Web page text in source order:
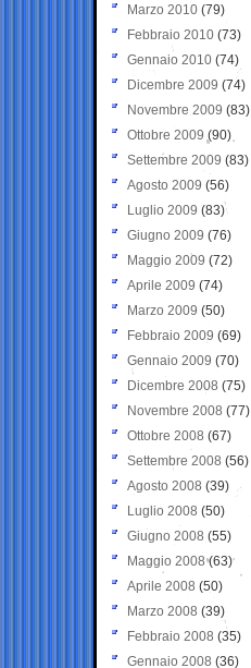
Marzo 2010 (79)
Febbraio 2010 (73)
Gennaio 2010 (74)
Dicembre 2009 (74)
Novembre 2009 (83)
Ottobre 2009 (90)
Settembre 2009 (83)
Agosto 2009 (56)
Luglio 2009 (83)
Giugno 2009 (76)
Maggio 2009 (72)
Aprile 2009 (74)
Marzo 2009 (50)
Febbraio 2009 (69)
Gennaio 2009 (70)
Dicembre 2008 (75)
Novembre 2008 (77)
Ottobre 2008 (67)
Settembre 2008 (56)
Agosto 2008 (39)
Luglio 2008 (50)
Giugno 2008 (55)
Maggio 2008(63)
Aprile 2008 (50)
Marzo 2008 (39)
Febbraio 2008 (35)
Gennaio 2008 (36)